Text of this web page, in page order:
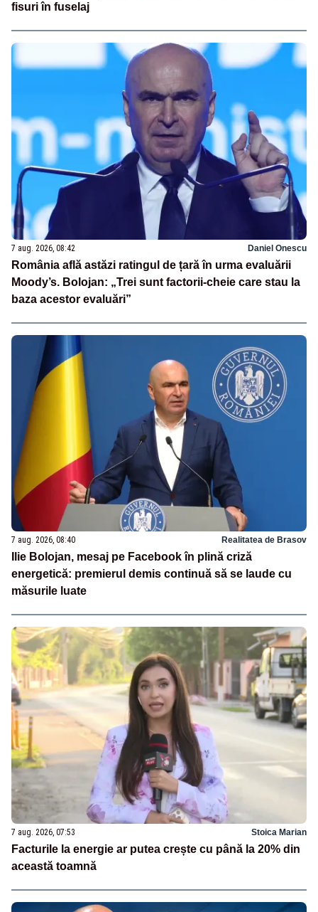
fisuri în fuselaj
7 aug. 2026, 08:42 Daniel Onescu
România află astăzi ratingul de țară în urma evaluării
Moody’s. Bolojan: „Trei sunt factorii-cheie care stau la
baza acestor evaluări”
7 aug. 2026, 08:40 Realitatea de Brasov
Ilie Bolojan, mesaj pe Facebook în plină criză
energetică: premierul demis continuă să se laude cu
măsurile luate
7 aug. 2026, 07:53 Stoica Marian
Facturile la energie ar putea crește cu până la 20% din
această toamnă